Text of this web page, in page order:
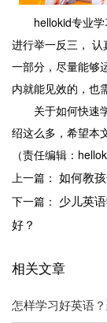
hellokid专业学
进行举一反三，
一部分，尽量能够
内就能见效的，也
关于如何快速学
绍这么多，希望本
（责任编辑：
上一篇： 如何教
下一篇： 少儿英
好？
相关文章
怎样学习好英语